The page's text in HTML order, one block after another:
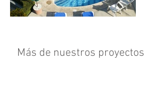
Más de nuestros proyectos